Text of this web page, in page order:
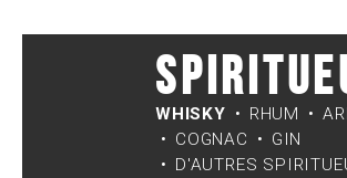
WHISKY RHUM
COGNAC
GIN
D'AUTRES